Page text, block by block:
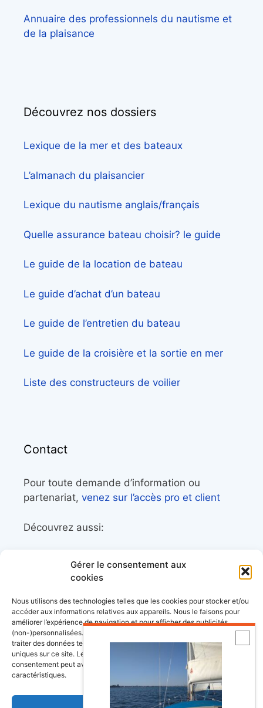
Gérer le consentement aux
cookies
Nous utilisons des technologies telles que les cookies pour stocker et/ou
accéder aux informations relatives aux appareils. Nous le faisons pour
améliorer l’expérience de navigation et pour afficher des publicités
(non-)personnalisées. Consentir à ces technologies nous autorisera à
traiter des données telles que le comportement de navigation ou les ID
uniques sur ce site. Le fait de ne pas consentir ou de retirer son
consentement peut avoir un effet négatif sur certaines fonctonnalités et
caractéristiques.
Annuaire des professionnels du nautisme et
de la plaisance
Découvrez nos dossiers
Lexique de la mer et des bateaux
L’almanach du plaisancier
Lexique du nautisme anglais/français
Quelle assurance bateau choisir? le guide
Le guide de la location de bateau
Le guide d’achat d’un bateau
Le guide de l’entretien du bateau
Le guide de la croisière et la sortie en mer
Liste des constructeurs de voilier
Contact
Pour toute demande d’information ou
partenariat, venez sur l’accès pro et client
Découvrez aussi:
librairie maritime
le trek et le raid nautique
BoatingAds, le site d’annonces bateaux
européen
Depositphotos